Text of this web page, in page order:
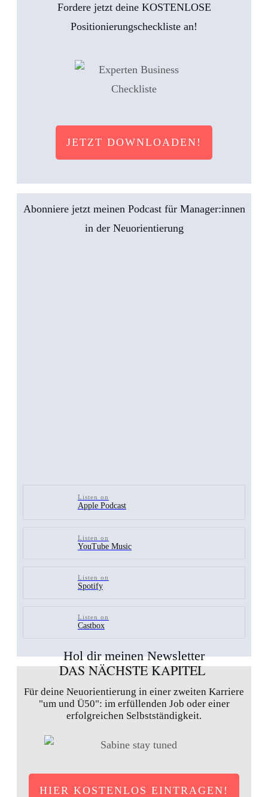
Fordere jetzt deine KOSTENLOSE
Positionierungscheckliste an!
JETZT DOWNLOADEN!
Abonniere jetzt meinen Podcast für Manager:innen
in der Neuorientierung
Listen on
Apple Podcast
Listen on
YouTube Music
Listen on
Spotify
Listen on
Castbox
Hol dir meinen Newsletter
DAS NÄCHSTE KAPITEL
Für deine Neuorientierung in einer zweiten Karriere
"um und Ü50": im erfüllenden Job oder einer
erfolgreichen Selbstständigkeit.
HIER KOSTENLOS EINTRAGEN!